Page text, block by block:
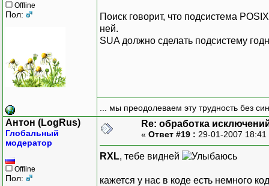
Offline
Пол:
Поиск говорит, что подсистема
ней.
SUA должно сделать подсистему
... мы преодолеваем эту трудность без
Антон (LogRus)
Глобальный
модератор
Offline
Пол:
Re: обработка
« Ответ #19 : 29-01-2007
RXL, тебе видней
кажется у нас в коде есть немного